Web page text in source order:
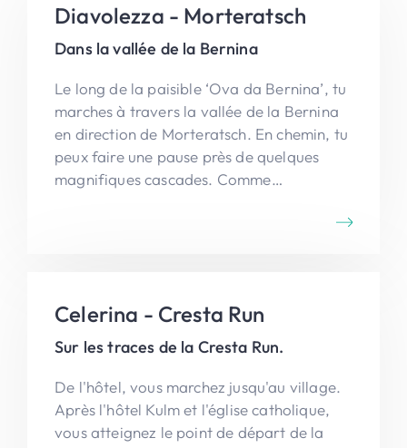
Diavolezza - Morteratsch
Dans la vallée de la Bernina
Le long de la paisible ‘Ova da Bernina’, tu
marches à travers la vallée de la Bernina
en direction de Morteratsch. En chemin, tu
peux faire une pause près de quelques
magnifiques cascades. Comme
t'offre une vue spectaculaire sur le glacier
Celerina - Cresta Run
Sur les traces de la Cresta Run.
De l'hôtel, vous marchez jusqu'au village.
Après l'hôtel Kulm et l'église catholique,
vous atteignez le point de départ de la